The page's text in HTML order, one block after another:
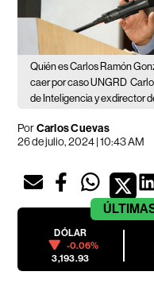
Quién es Carlos Ramón
caer por caso UNGRD
de Inteligencia y exdirector
PorCarlos Cuevas
26 de julio, 2024 | 10:43 AM
DÓLAR
-0.06%
3,193.93